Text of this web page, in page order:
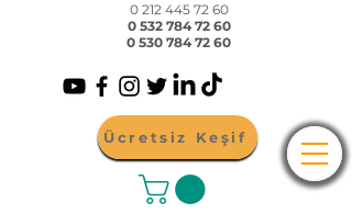
0 212 445 72 60
0 532 784 72 60
0 530 784 72 60
Ücretsiz Keşif